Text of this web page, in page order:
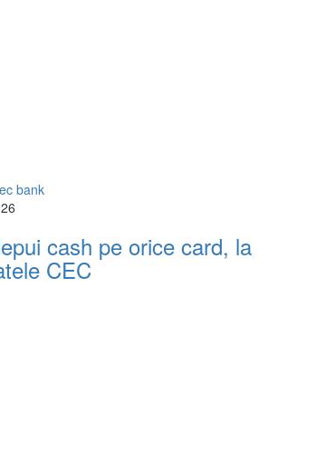
cash pe orice card, la
CEC